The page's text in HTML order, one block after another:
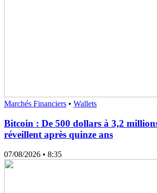
Marchés Financiers • Wallets
Bitcoin : De 500 dollars à 3,2
réveillent après quinze ans
07/08/2026 • 8:35